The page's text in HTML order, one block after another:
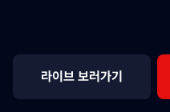
라이브 보러가기